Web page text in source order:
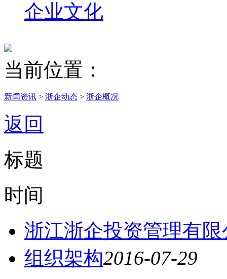
企业文化
当前位置：
新闻资讯 > 浙企动态 > 浙企概况
返回
标题
时间
浙江浙企投资管理有
组织架构2016-07-29